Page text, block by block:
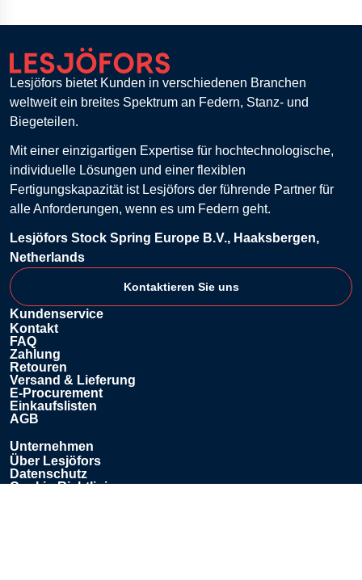
Lesjöfors bietet Kunden in verschiedenen Branchen
weltweit ein breites Spektrum an Federn, Stanz- und
Biegeteilen.
Mit einer einzigartigen Expertise für hochtechnologische,
individuelle Lösungen und einer flexiblen
Fertigungskapazität ist Lesjöfors der führende Partner für
alle Anforderungen, wenn es um Federn geht.
Lesjöfors Stock Spring Europe B.V., Haaksbergen,
Netherlands
Kundenservice
Kontakt
FAQ
Zahlung
Retouren
Versand & Lieferung
E-Procurement
Einkaufslisten
AGB
Unternehmen
Über Lesjöfors
Datenschutz
Cookie-Richtlinie
Kontaktieren Sie uns